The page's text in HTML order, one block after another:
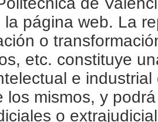
la página web. La
o
etc. constituye
e
los mismos, y
o